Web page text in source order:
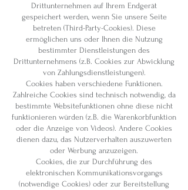
Drittunternehmen auf Ihrem Endgerät
gespeichert werden, wenn Sie unsere Seite
betreten (Third-Party-Cookies). Diese
ermöglichen uns oder Ihnen die Nutzung
bestimmter Dienstleistungen des
Drittunternehmens (z.B. Cookies zur Abwicklung
von Zahlungsdienstleistungen).
Cookies haben verschiedene Funktionen.
Zahlreiche Cookies sind technisch notwendig, da
bestimmte Websitefunktionen ohne diese nicht
funktionieren würden (z.B. die Warenkorbfunktion
oder die Anzeige von Videos). Andere Cookies
dienen dazu, das Nutzerverhalten auszuwerten
oder Werbung anzuzeigen.
Cookies, die zur Durchführung des
elektronischen Kommunikationsvorgangs
(notwendige Cookies) oder zur Bereitstellung